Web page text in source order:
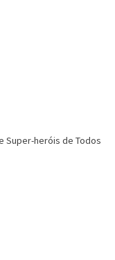
Super-heróis de Todos